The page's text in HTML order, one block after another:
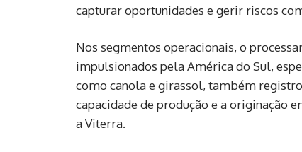
capturar oportunidades e gerir riscos
Nos segmentos operacionais, o
impulsionados pela América do Sul,
como canola e girassol, também
capacidade de produção e a originação
a Viterra.